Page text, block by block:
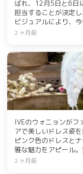
ばれ、12月5日と6日
担当することが決定
ビジュアルにより、
いる。授賞式の詳細
2 ヶ月前
IVEのウォニョンが
アで美しいドレス姿
ピンク色のドレスと
雅な魅力をアピール
ラビアを完成させ、“
2 ヶ月前